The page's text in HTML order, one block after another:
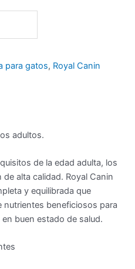
para gatos, Royal Canin
adultos.
de la edad adulta, los
alta calidad. Royal Canin
y equilibrada que
nutrientes beneficiosos para
buen estado de salud.